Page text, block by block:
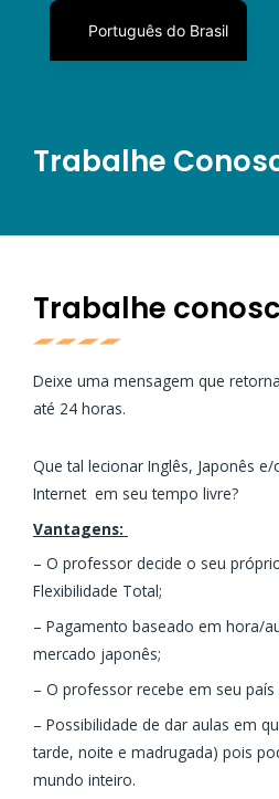
Trabalhe
Trabalhe
Deixe uma mensagem que
até 24 horas.
Que tal lecionar Inglês, Japonês
Internet em seu tempo livre?
Vantagens:
– O professor decide o seu
Flexibilidade Total;
– Pagamento baseado em hora/
mercado japonês;
– O professor recebe em seu
– Possibilidade de dar aulas em
tarde, noite e madrugada) pois
mundo inteiro.
Português do Brasil
English